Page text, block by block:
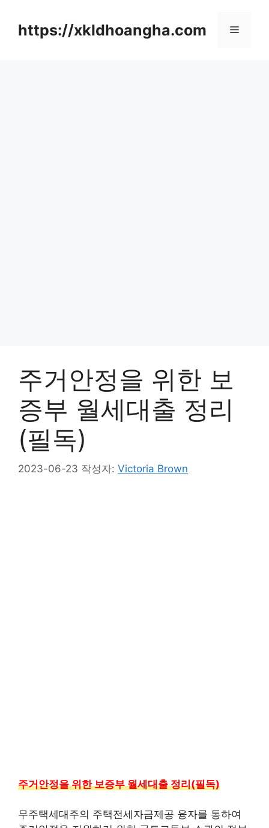
https://xkldhoangha.com 메
주거안정을 위한 보
증부 월세대출 정리
(필독)
2023-06-23 작성자: Victoria Brown
주거안정을 위한 보증부 월세대출 정리(필독)
무주택세대주의 주택전세자금제공 융자를 통하여